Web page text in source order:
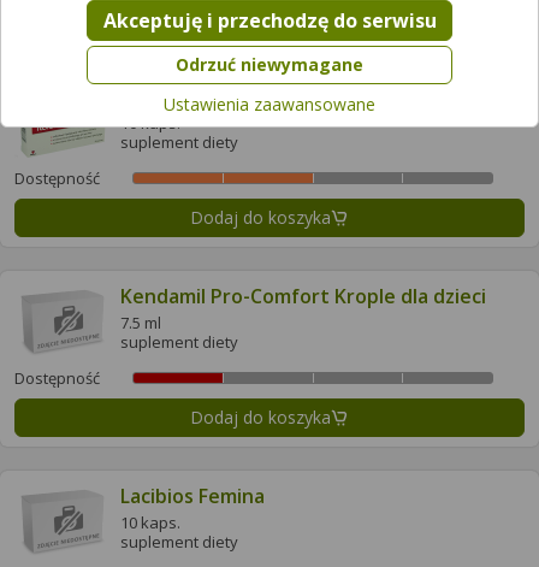
Dodaj do koszyka
Iladian
10 kaps.
suplement diety
Dostępność
Dodaj do koszyka
Kendamil Pro-Comfort Krople dla dzieci
7.5 ml
suplement diety
Dostępność
Dodaj do koszyka
Lacibios Femina
10 kaps.
suplement diety
Pamiętaj, że wyrażenie zgody jest dobrowolne, a wyrażoną
zgodę możesz w każdej chwili cofnąć, możesz też wycofać
zgodę na przetwarzanie Twoich danych tylko w niektórych
celach. Jeżeli chcesz dowiedzieć się więcej lub chcesz
przeprowadzić konfigurację szczegółową, to możesz tego
dokonać za pomocą „Ustawień zaawansowanych".
Więcej informacji na temat wykorzystywania narzędzi
zewnętrznych w naszym serwisie znajdziesz w
Odrzuć niewymagane
Akceptuję i przechodzę do serwisu
Ustawienia zaawansowane